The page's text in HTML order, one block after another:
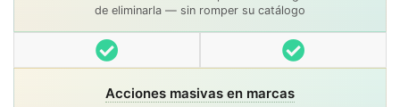
de eliminarla — sin romper su catálogo
Incluido Incluido
Acciones masivas en marcas